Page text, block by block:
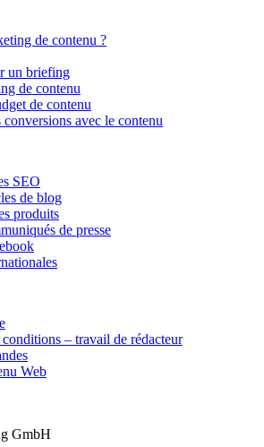
de contenu ?
un briefing
de contenu
de contenu
avec le contenu
SEO
de blog
produits
de presse
– travail de rédacteur
Web
GmbH